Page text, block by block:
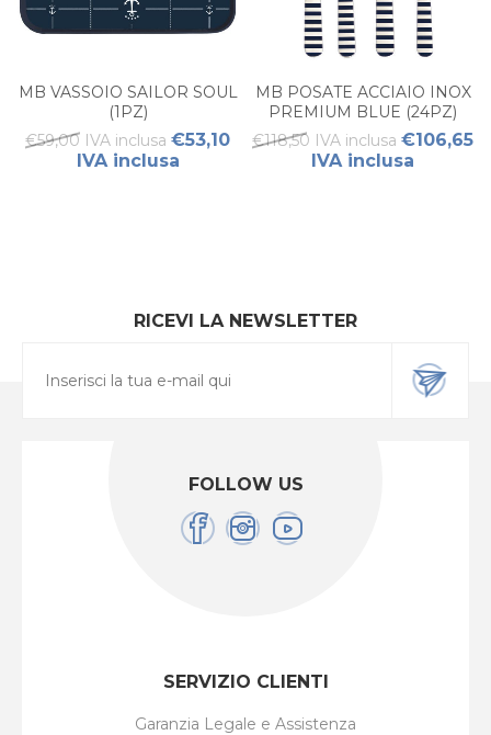
MB VASSOIO SAILOR SOUL
(1PZ)
€59,00 IVA inclusa €53,10
IVA inclusa
MB POSATE ACCIAIO INOX
PREMIUM BLUE (24PZ)
€118,50 IVA inclusa €106,65
IVA inclusa
RICEVI LA NEWSLETTER
FOLLOW US
SERVIZIO CLIENTI
Garanzia Legale e Assistenza